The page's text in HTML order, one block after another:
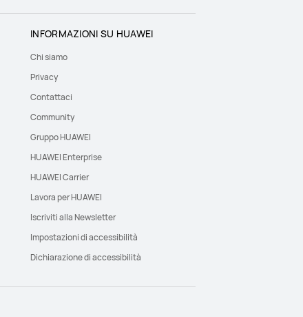
INFORMAZIONI SU HUAWEI
Chi siamo
Privacy
Contattaci
Community
Gruppo HUAWEI
HUAWEI Enterprise
HUAWEI Carrier
Lavora per HUAWEI
Iscriviti alla Newsletter
Impostazioni di accessibilità
Dichiarazione di accessibilità